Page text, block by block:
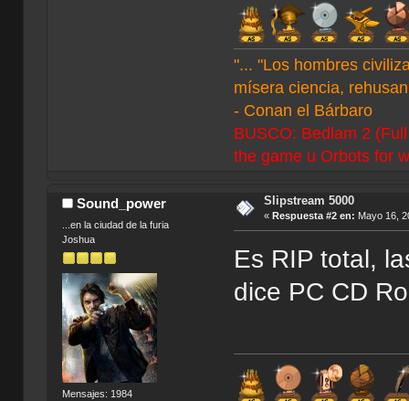
"... "Los hombres
mísera ciencia,
- Conan el Bárbaro
BUSCO: Bedlam 2
the game u Orbots for
Sound_power
...en la ciudad de la furia
Joshua
Mensajes: 1984
Slipstream 5000
« Respuesta #2 en: Mayo 16,
Es RIP total,
dice PC CD